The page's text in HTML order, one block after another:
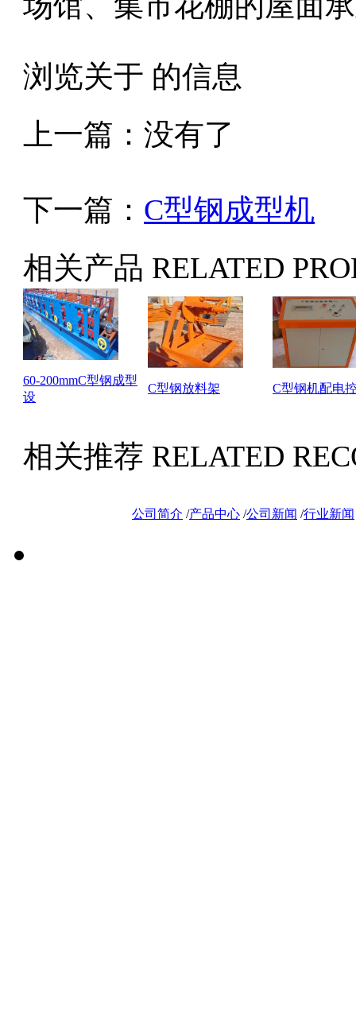
浏览关于 的信息
上一篇：没有了
下一篇： C型钢成型机
相关产品 RELATED
60-200mmC型钢成型
设
C型钢放料架 C型钢机配电
相关推荐 RELATED
公司简介 /产品中心 /公司新闻 /行业新闻